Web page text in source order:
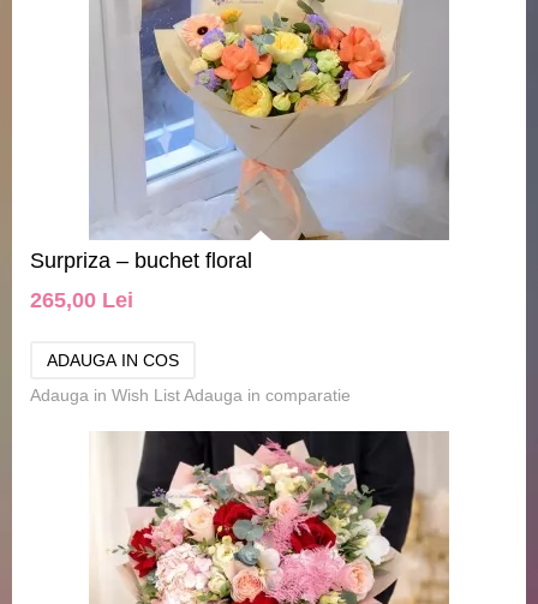
Surpriza – buchet floral
265,00 Lei
Adauga in Wish ListAdauga in comparatie